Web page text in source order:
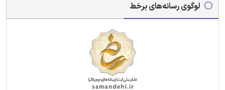
لوگوی رسانه‌های برخط